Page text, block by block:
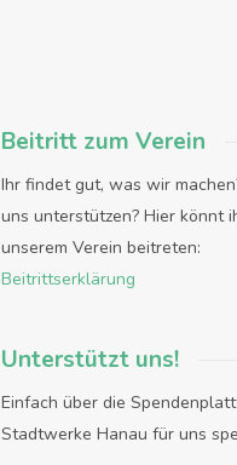
Beitritt zum Verein
Ihr findet gut, was wir
uns unterstützen? Hier könnt
unserem Verein beitreten:
Beitrittserklärung
Unterstützt uns!
Einfach über die
Stadtwerke Hanau für uns